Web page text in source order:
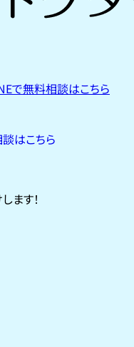
で無料相談はこちら
はこちら
ます！